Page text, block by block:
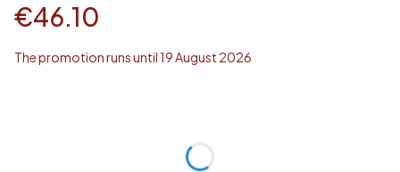
€46.10
The promotion runs until 19 August 2026